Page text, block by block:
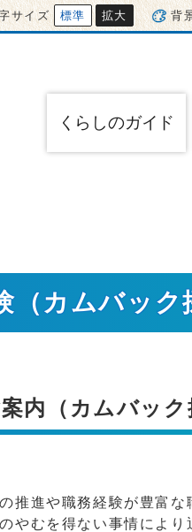
サイズ 標準 拡大 背
くらしのガイド
（カムバッ
内（カムバック
進や職務経験が豊富
やむを得ない事情によ